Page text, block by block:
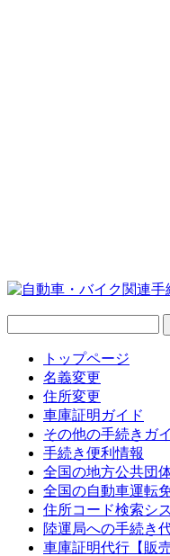
トップページ
名義変更
住所変更
車庫証明ガイド
その他の手続きガ
手続き便利情報
全国の地方公共団
全国の自動車運転
住所コード検索シ
陸運局への手続き
車庫証明代行【販